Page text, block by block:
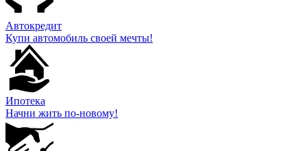
Автокредит
Купи автомобиль своей мечты!
Ипотека
Начни жить по-новому!